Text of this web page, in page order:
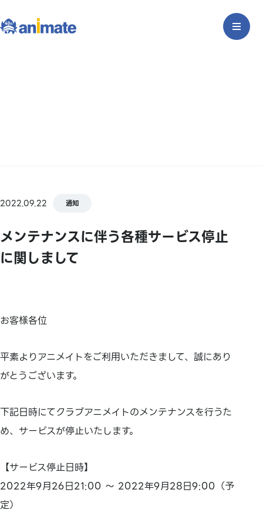
2022.09.22 通知
メンテナンスに伴う各種サービス停止
に関しまして
お客様各位
平素よりアニメイトをご利用いただきまして、誠にあり
がとうございます。
下記日時にてクラブアニメイトのメンテナンスを行うた
め、サービスが停止いたします。
【サービス停止日時】
2022年9月26日21:00 ～ 2022年9月28日9:00（予
定）